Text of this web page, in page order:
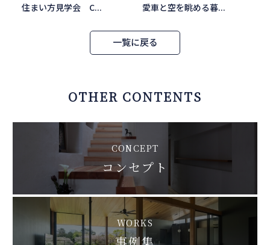
住まい方見学会 C... 愛車と空を眺める暮...
一覧に戻る
OTHER CONTENTS
CONCEPT
コンセプト
WORKS
事例集